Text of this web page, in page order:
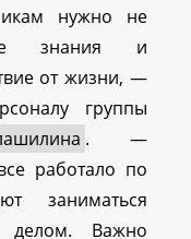
нужно не
знания и
от жизни, —
группы
. —
работало по
заниматься
Важно